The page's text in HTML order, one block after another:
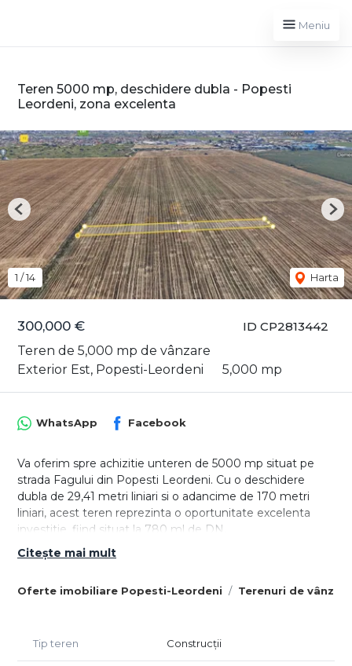
Meniu
Teren 5000 mp, deschidere dubla - Popesti
Leordeni, zona excelenta
ID CP2813442
300,000 €
Teren de 5,000 mp de vânzare
Exterior Est, Popesti-Leordeni
5,000 mp
1 /14 Harta
Previous
Oferte imobiliare Popesti-Leordeni Terenuri de
WhatsApp Facebook
Va oferim spre achizitie unteren de 5000 mp situat pe
strada Fagului din Popesti Leordeni. Cu o deschidere
dubla de 29,41 metri liniari si o adancime de 170 metri
liniari, acest teren reprezinta o oportunitate excelenta
investitie, fiind situat la 780 ml de DN.
Terenul este prins in noul PUG al Orasului Popesti-
categoria L1, pretabil pentru case cu regim de inaltime
- CUT max P+1E = 0,9
- CUT max P+2E = 1,3
Citește mai mult
Tip teren Construcții